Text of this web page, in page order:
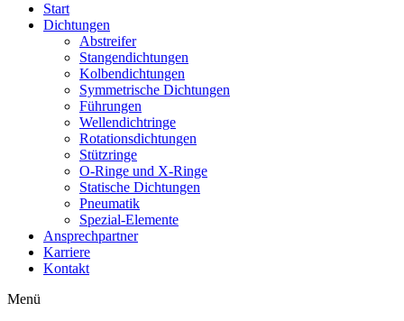
Start
Dichtungen
Abstreifer
Stangendichtungen
Kolbendichtungen
Symmetrische Dichtungen
Führungen
Wellendichtringe
Rotationsdichtungen
Stützringe
O-Ringe und X-Ringe
Statische Dichtungen
Pneumatik
Spezial-Elemente
Ansprechpartner
Karriere
Kontakt
Menü